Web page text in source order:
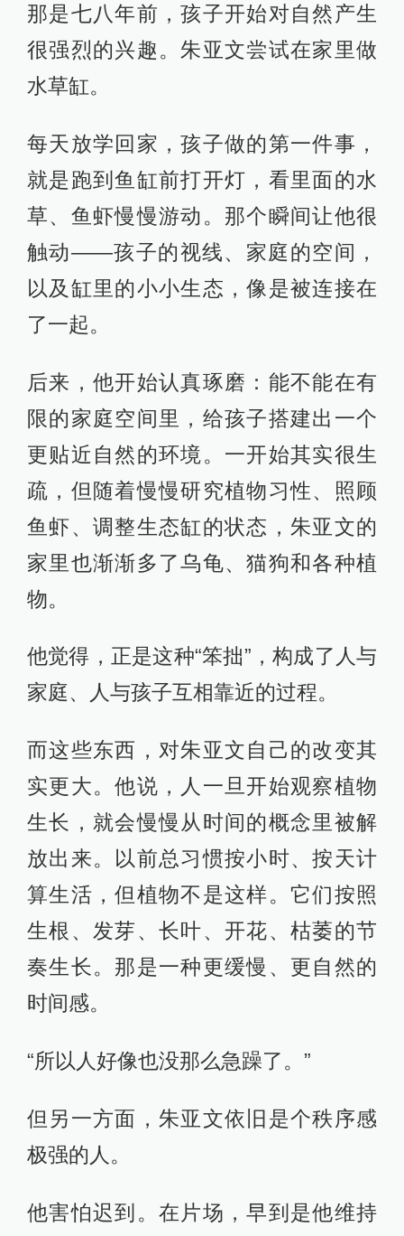
那是七八年前，孩子开始对自然产生
很强烈的兴趣。朱亚文尝试在家里做
水草缸。
每天放学回家，孩子做的第一件事，
就是跑到鱼缸前打开灯，看里面的水
草、鱼虾慢慢游动。那个瞬间让他很
触动——孩子的视线、家庭的空间，
以及缸里的小小生态，像是被连接在
了一起。
后来，他开始认真琢磨：能不能在有
限的家庭空间里，给孩子搭建出一个
更贴近自然的环境。一开始其实很生
疏，但随着慢慢研究植物习性、照顾
鱼虾、调整生态缸的状态，朱亚文的
家里也渐渐多了乌龟、猫狗和各种植
物。
他觉得，正是这种“笨拙”，构成了人与
家庭、人与孩子互相靠近的过程。
而这些东西，对朱亚文自己的改变其
实更大。他说，人一旦开始观察植物
生长，就会慢慢从时间的概念里被解
放出来。以前总习惯按小时、按天计
算生活，但植物不是这样。它们按照
生根、发芽、长叶、开花、枯萎的节
奏生长。那是一种更缓慢、更自然的
时间感。
“所以人好像也没那么急躁了。”
但另一方面，朱亚文依旧是个秩序感
极强的人。
他害怕迟到。在片场，早到是他维持